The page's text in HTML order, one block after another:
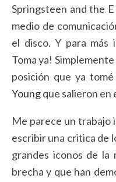
Springsteen and the
medio de
el disco. Y para más
Toma ya!
posición que ya
Youngque salieron en
Me parece un trabajo
escribir una critica de
grandes iconos de la
brecha y que han